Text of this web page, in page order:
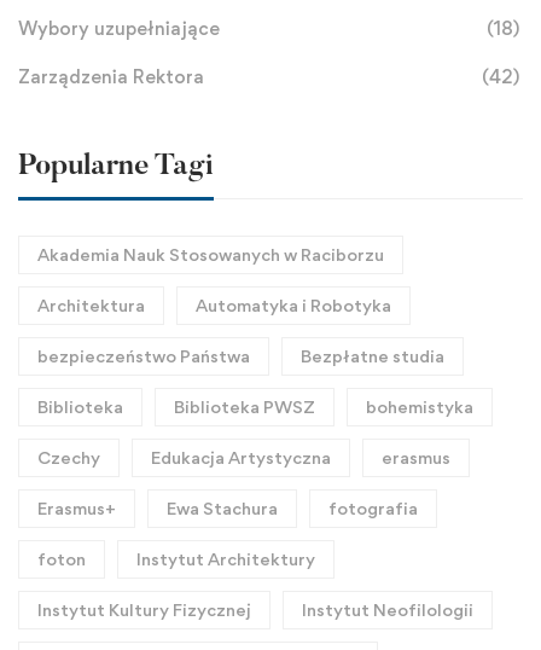
Wybory uzupełniające (18)
Zarządzenia Rektora (42)
Popularne Tagi
Akademia Nauk Stosowanych w Raciborzu
Architektura Automatyka i Robotyka
bezpieczeństwo Państwa Bezpłatne studia
Biblioteka Biblioteka PWSZ bohemistyka
Czechy Edukacja Artystyczna erasmus
Erasmus+ Ewa Stachura fotografia
foton Instytut Architektury
Instytut Kultury Fizycznej Instytut Neofilologii